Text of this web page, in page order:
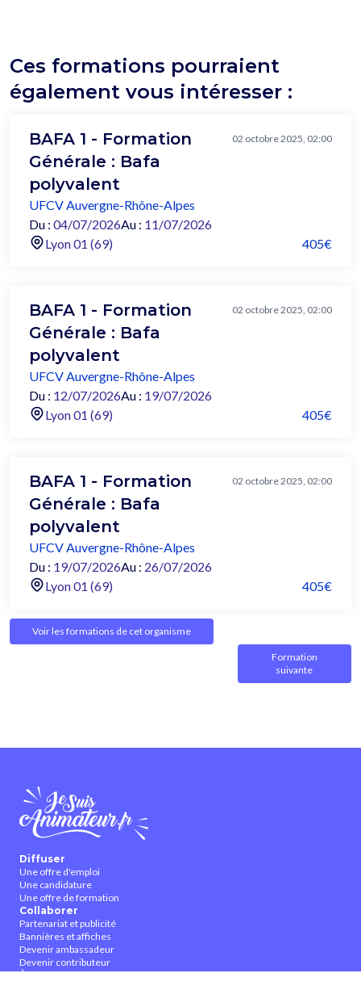
Ces formations pourraient
également vous intéresser :
BAFA 1 - Formation
Générale : Bafa
polyvalent
02 octobre 2025, 02:00
UFCV Auvergne-Rhône-Alpes
Du : 04/07/2026Au : 11/07/2026
Lyon 01 (69)
405€
BAFA 1 - Formation
Générale : Bafa
polyvalent
02 octobre 2025, 02:00
UFCV Auvergne-Rhône-Alpes
Du : 12/07/2026Au : 19/07/2026
Lyon 01 (69)
405€
BAFA 1 - Formation
Générale : Bafa
polyvalent
02 octobre 2025, 02:00
UFCV Auvergne-Rhône-Alpes
Du : 19/07/2026Au : 26/07/2026
Lyon 01 (69)
405€
Voir les formations de cet organisme
Formation
suivante
Diffuser
Une offre d'emploi
Une candidature
Une offre de formation
Collaborer
Partenariat et publicité
Bannières et affiches
Devenir ambassadeur
Devenir contributeur
À propos